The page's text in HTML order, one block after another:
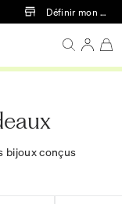
contenu principal
Définir mon
bijoux conçus